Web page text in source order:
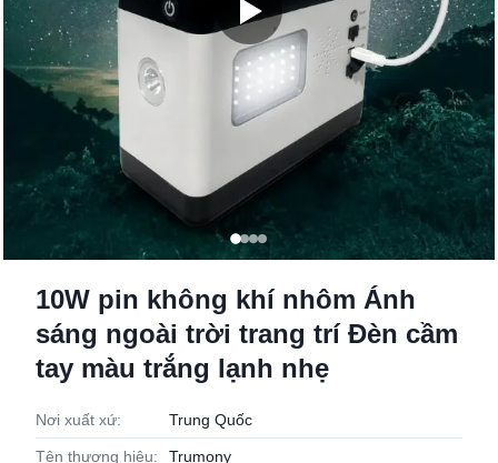
10W pin không khí nhôm Ánh
sáng ngoài trời trang trí Đèn cầm
tay màu trắng lạnh nhẹ
Nơi xuất xứ: Trung Quốc
Tên thương hiệu: Trumony